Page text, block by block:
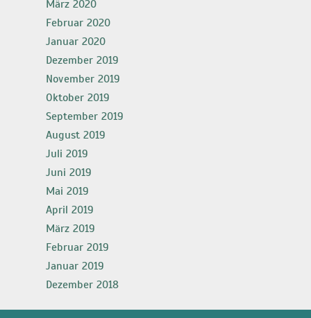
März 2020
Februar 2020
Januar 2020
Dezember 2019
November 2019
Oktober 2019
September 2019
August 2019
Juli 2019
Juni 2019
Mai 2019
April 2019
März 2019
Februar 2019
Januar 2019
Dezember 2018